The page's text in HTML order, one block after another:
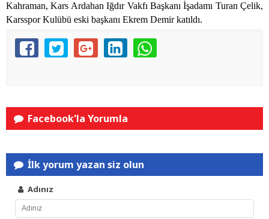
Kahraman, Kars Ardahan Iğdır Vakfı Başkanı İşadamı Turan Çelik,
Karsspor Kulübü eski başkanı Ekrem Demir katıldı.
Facebook'la Yorumla
İlk yorum yazan siz olun
Adınız